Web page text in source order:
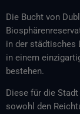
Die Bucht von
in der städtisches
in einem
bestehen.
Diese für die
sowohl den